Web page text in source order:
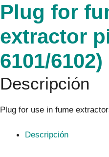
Plug for
extractor
6101/6102)
Descripción
Plug for use in fume
Descripción